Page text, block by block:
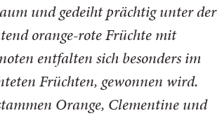
und gedeiht prächtig unter der
orange-rote Früchte mit
entfalten sich besonders im
Früchten, gewonnen wird.
Orange, Clementine und